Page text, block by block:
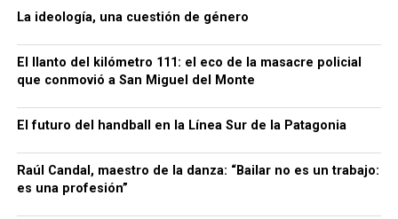
La ideología, una cuestión de género
El llanto del kilómetro 111: el eco de la masacre policial
que conmovió a San Miguel del Monte
El futuro del handball en la Línea Sur de la Patagonia
Raúl Candal, maestro de la danza: “Bailar no es un trabajo:
es una profesión”